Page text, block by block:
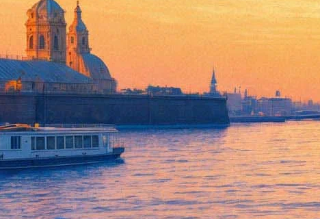
29 января в 15 часов в Инженерном замке Русского музея
Инженерный замок, а для ветеранов Великой Отечественной
Посетители концерта услышат музыку и песни военного
и творческих коллективов. После завершения концерта все
Фонтанка.ру